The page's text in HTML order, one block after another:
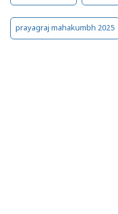
prayagraj mahakumbh 2025